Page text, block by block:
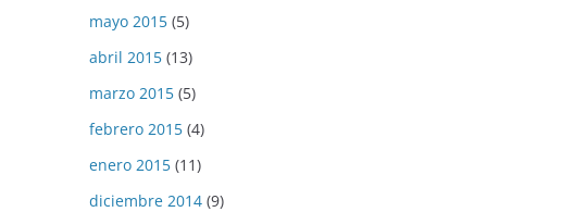
mayo 2015 (5)
abril 2015 (13)
marzo 2015 (5)
febrero 2015 (4)
enero 2015 (11)
diciembre 2014 (9)